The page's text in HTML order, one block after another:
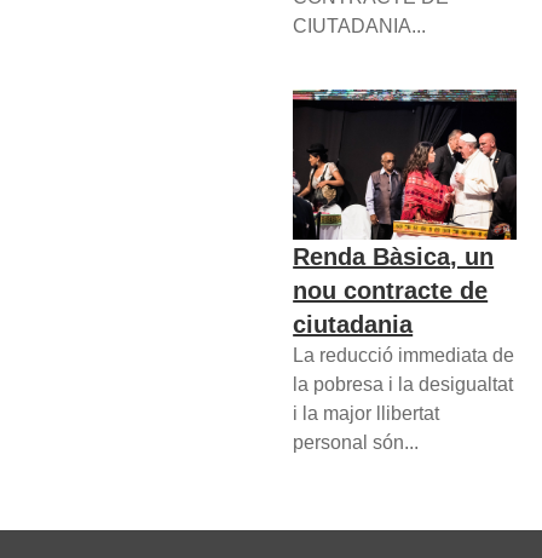
CIUTADANIA...
Renda Bàsica, un
nou contracte de
ciutadania
La reducció immediata de
la pobresa i la desigualtat
i la major llibertat
personal són...